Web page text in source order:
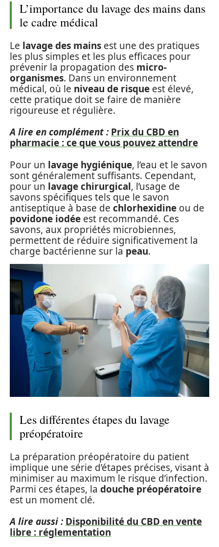
L’importance du lavage des mains dans
le cadre médical
Le lavage des mains est une des pratiques
les plus simples et les plus efficaces pour
prévenir la propagation des micro-
organismes. Dans un environnement
médical, où le niveau de risque est élevé,
cette pratique doit se faire de manière
rigoureuse et régulière.
A lire en complément : Prix du CBD en
pharmacie : ce que vous pouvez attendre
Pour un lavage hygiénique, l’eau et le savon
sont généralement suffisants. Cependant,
pour un lavage chirurgical, l’usage de
savons spécifiques tels que le savon
antiseptique à base de chlorhexidine ou de
povidone iodée est recommandé. Ces
savons, aux propriétés microbiennes,
permettent de réduire significativement la
charge bactérienne sur la peau.
Les différentes étapes du lavage
préopératoire
La préparation préopératoire du patient
implique une série d’étapes précises, visant à
minimiser au maximum le risque d’infection.
Parmi ces étapes, la douche préopératoire
est un moment clé.
A lire aussi : Disponibilité du CBD en vente
libre : réglementation